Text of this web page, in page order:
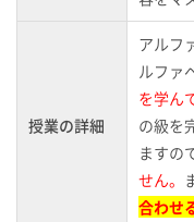
授業の詳細
アルフ
ルファ
を学ん
の級を
ますの
せん。
合わせ